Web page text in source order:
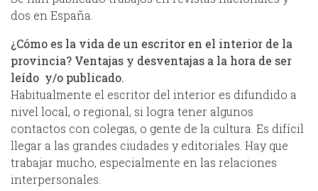
dos en España.
¿Cómo es la vida de un escritor en el interior de la
provincia? Ventajas y desventajas a la hora de ser
leído y/o publicado.
Habitualmente el escritor del interior es difundido a
nivel local, o regional, si logra tener algunos
contactos con colegas, o gente de la cultura. Es difícil
llegar a las grandes ciudades y editoriales. Hay que
trabajar mucho, especialmente en las relaciones
interpersonales.